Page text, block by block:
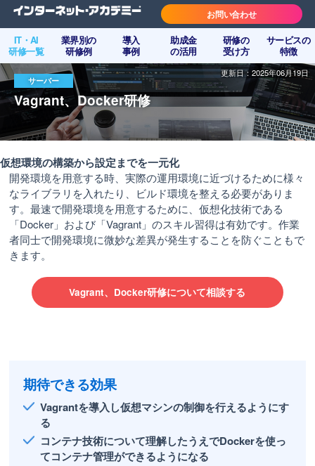
IT・AI
研修一覧
業界別の
研修例
導入
事例
助成金
の活用
研修の
受け方
サービスの
特徴
お問い合わせ
更新日：2025年06月19日
サーバー
Vagrant、Docker研修
仮想環境の構築から設定までを一元化
開発環境を用意する時、実際の運用環境に近づけるために様々
なライブラリを入れたり、ビルド環境を整える必要がありま
す。最速で開発環境を用意するために、仮想化技術である
「Docker」および「Vagrant」のスキル習得は有効です。作業
者同士で開発環境に微妙な差異が発生することを防ぐこともで
きます。
Vagrant、Docker研修について相談する
期待できる効果
Vagrantを導入し仮想マシンの制御を行えるようにす
る
コンテナ技術について理解したうえでDockerを使っ
てコンテナ管理ができるようになる